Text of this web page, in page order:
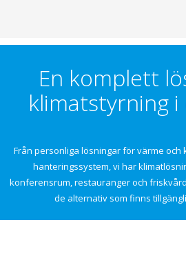
En komplett
klimatstyrning
Från personliga lösningar för värme och
hanteringssystem, vi har
konferensrum, restauranger och
de alternativ som finns